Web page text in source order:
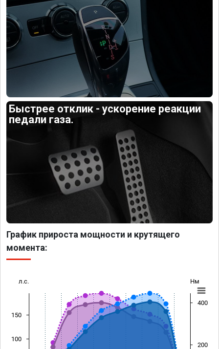
Быстрее отклик - ускорение реакции
педали газа.
График прироста мощности и крутящего
момента:
л.с. Нм
100
150
200
400